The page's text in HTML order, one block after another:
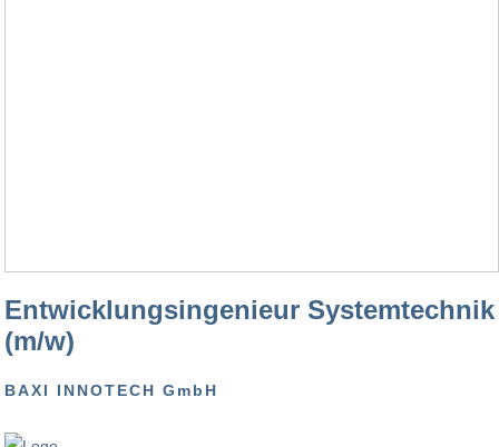
Entwicklungsingenieur Systemtechnik
(m/w)
BAXI INNOTECH GmbH